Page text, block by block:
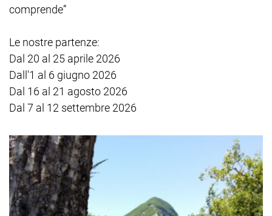
comprende”
Le nostre partenze:
Dal 20 al 25 aprile 2026
Dall'1 al 6 giugno 2026
Dal 16 al 21 agosto 2026
Dal 7 al 12 settembre 2026